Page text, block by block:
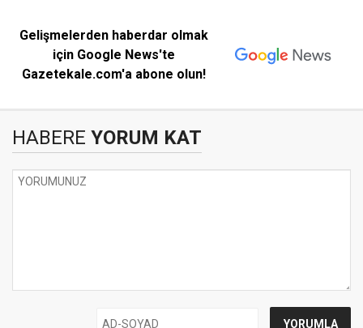
Gelişmelerden haberdar olmak
için Google News'te
Gazetekale.com'a abone olun!
HABERE YORUM KAT